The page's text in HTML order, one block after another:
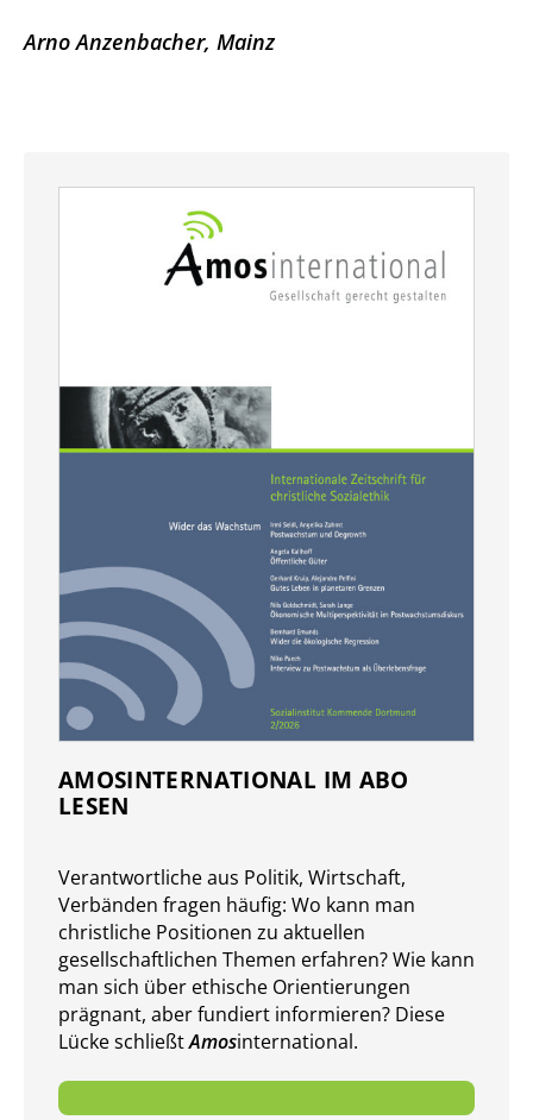
Arno Anzenbacher, Mainz
AMOSINTERNATIONAL IM ABO
LESEN
Verantwort­liche aus Politik, Wirtschaft,
Verbänden fragen häufig: Wo kann man
christliche Positionen zu aktuellen
gesellschaft­lichen Themen er­fahren? Wie kann
man sich über ethische Orientierungen
prägnant, aber fundiert in­for­mieren? Diese
Lücke schließtAmosinternational.